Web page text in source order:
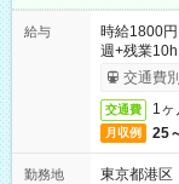
給与
時給1800
週+残業
交通費
交通費 1ヶ
月収例 25
勤務地
東京都港区